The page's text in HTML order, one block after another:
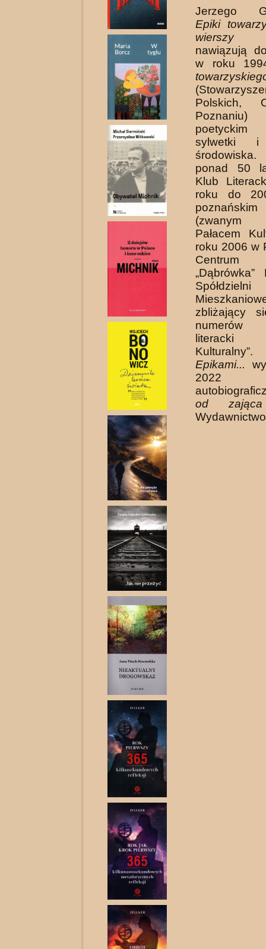
Jerzego
Epiki
wierszy
nawiązują
w roku
Polskich,
sylwetki i
ponad 50
Klub
roku do
Pałacem
roku 2006 w
„Dąbrówka”
Spółdzielni
zbli­żający
numerów
literacki
Epikami...
2022
od zająca